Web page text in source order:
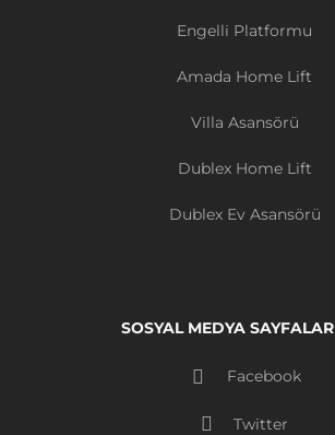
Engelli Platformu
Amada Home Lift
Villa Asansörü
Dublex Home Lift
Dublex Ev Asansörü
SOSYAL MEDYA
Facebook
Twitter